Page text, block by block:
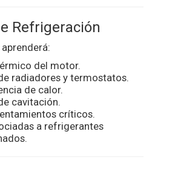
Refrigeración
del motor.
radiadores y termostatos.
de calor.
cavitación.
críticos.
a refrigerantes